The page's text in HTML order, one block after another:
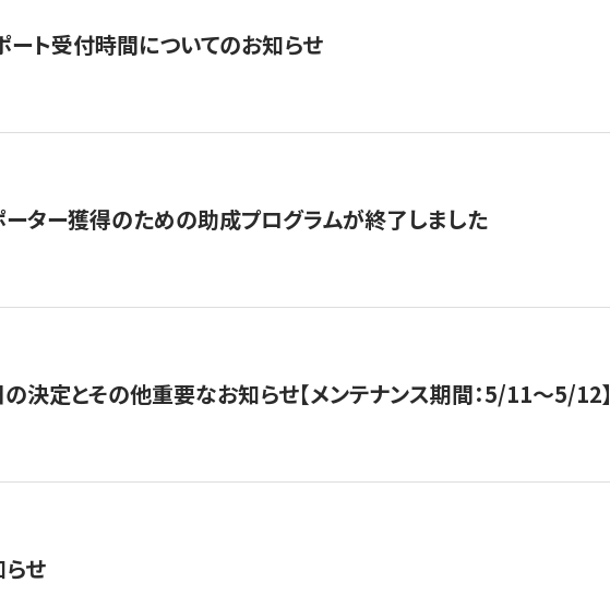
ート受付時間についてのお知らせ
ーター獲得のための助成プログラムが終了しました
決定とその他重要なお知らせ【メンテナンス期間：5/11～5/12】
せ